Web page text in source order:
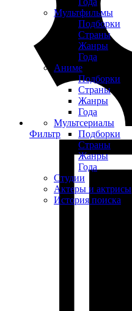
Мультфильмы
Подборки
Страны
Жанры
Года
Аниме
Подборки
Страны
Жанры
Года
Мультсериалы
Подборки
Страны
Жанры
Года
Студии
Актеры и актрисы
История поиска
Фильтр